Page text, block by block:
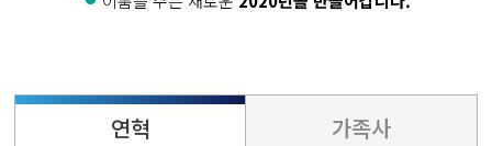
연혁 가족사